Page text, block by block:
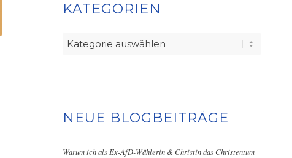
KATEGORIEN
Kategorien
NEUE BLOGBEITRÄGE
Warum ich als Ex-AfD-Wählerin & Christin das Christentum